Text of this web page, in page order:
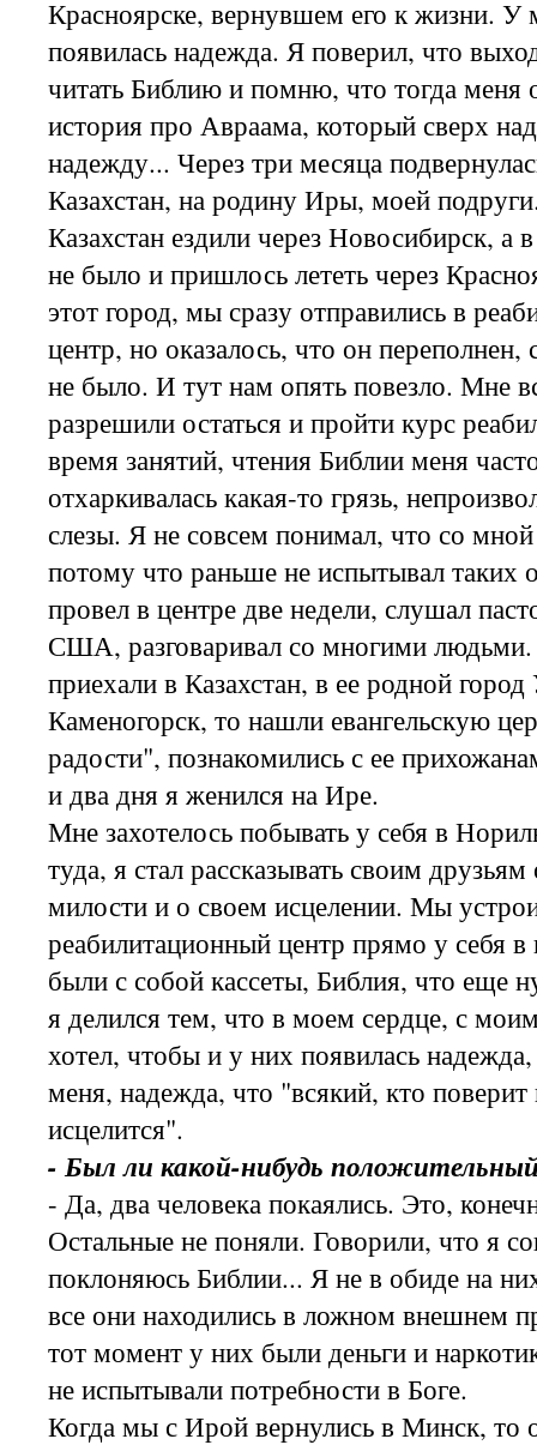
Красноярске, вернувшем его к жизни. У
появилась надежда. Я поверил, что
читать Библию и помню, что тогда меня
история про Авраама, который сверх
надежду... Через три месяца
Казахстан, на родину Иры, моей
Казахстан ездили через Новосибирск, а
не было и пришлось лететь через
этот город, мы сразу отправились в
центр, но оказалось, что он
не было. И тут нам опять повезло. Мне
разрешили остаться и пройти курс
время занятий, чтения Библии меня
отхаркивалась какая-то грязь,
слезы. Я не совсем понимал, что со
потому что раньше не испытывал
провел в центре две недели, слушал
США, разговаривал со многими
приехали в Казахстан, в ее родной город
Каменогорск, то нашли евангельскую
радости", познакомились с ее
и два дня я женился на Ире.
Мне захотелось побывать у себя в
туда, я стал рассказывать своим
милости и о своем исцелении. Мы
реабилитационный центр прямо у себя
были с собой кассеты, Библия, что еще
я делился тем, что в моем сердце, с
хотел, чтобы и у них появилась надежда,
меня, надежда, что "всякий, кто поверит
исцелится".
- Был ли какой-нибудь
- Да, два человека покаялись. Это,
Остальные не поняли. Говорили, что я
поклоняюсь Библии... Я не в обиде на
все они находились в ложном внешнем
тот момент у них были деньги и
не испытывали потребности в Боге.
Когда мы с Ирой вернулись в Минск, то